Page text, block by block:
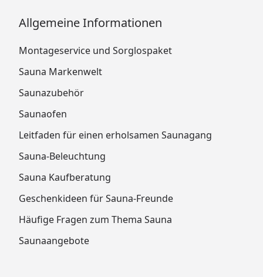
Allgemeine Informationen
Montageservice und Sorglospaket
Sauna Markenwelt
Saunazubehör
Saunaofen
Leitfaden für einen erholsamen Saunagang
Sauna-Beleuchtung
Sauna Kaufberatung
Geschenkideen für Sauna-Freunde
Häufige Fragen zum Thema Sauna
Saunaangebote